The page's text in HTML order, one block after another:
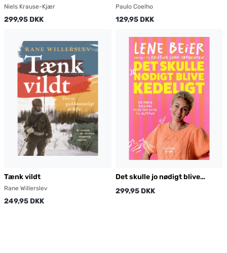
Niels Krause-Kjær
299,95 DKK
Paulo Coelho
129,95 DKK
Tænk vildt
Rane Willerslev
249,95 DKK
Det skulle jo nødigt blive
kedeligt
299,95 DKK